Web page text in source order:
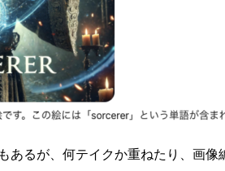
るが、何テイクか重ねたり、画像